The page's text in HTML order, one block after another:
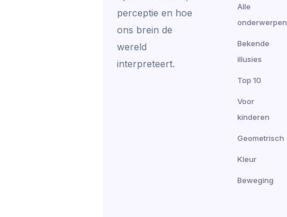
perceptie en hoe
ons brein de
wereld
interpreteert.
Alle
onderwerpen
Bekende
illusies
Top 10
Voor
kinderen
Geometrisch
Kleur
Beweging